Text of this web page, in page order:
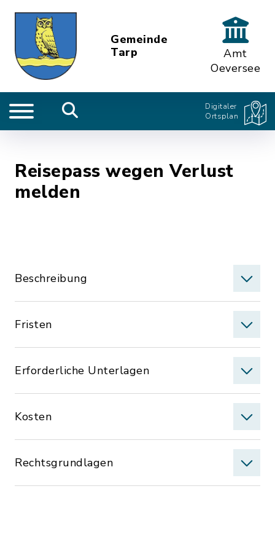
Gemeinde
Tarp
Amt
Oeversee
Digitaler
Ortsplan
Reisepass wegen Verlust
melden
Beschreibung
Fristen
Erforderliche Unterlagen
Kosten
Rechtsgrundlagen